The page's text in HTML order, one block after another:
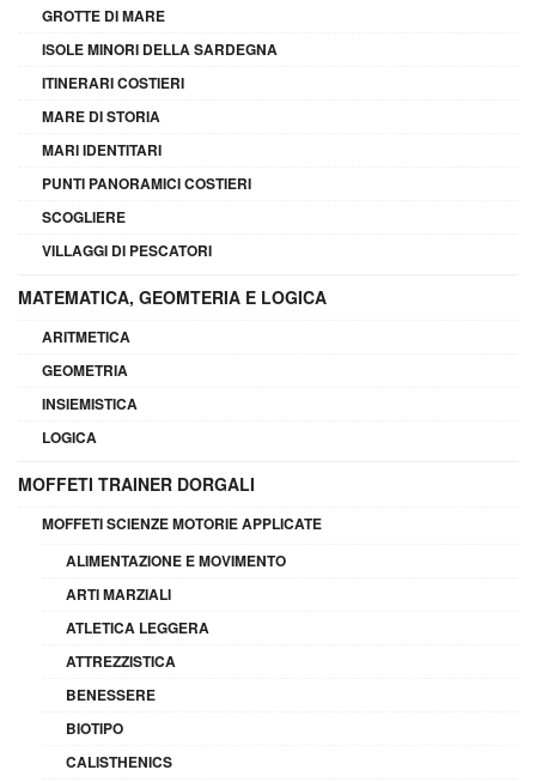
GROTTE DI MARE
ISOLE MINORI DELLA SARDEGNA
ITINERARI COSTIERI
MARE DI STORIA
MARI IDENTITARI
PUNTI PANORAMICI COSTIERI
SCOGLIERE
VILLAGGI DI PESCATORI
MATEMATICA, GEOMTERIA E LOGICA
ARITMETICA
GEOMETRIA
INSIEMISTICA
LOGICA
MOFFETI TRAINER DORGALI
MOFFETI SCIENZE MOTORIE APPLICATE
ALIMENTAZIONE E MOVIMENTO
ARTI MARZIALI
ATLETICA LEGGERA
ATTREZZISTICA
BENESSERE
BIOTIPO
CALISTHENICS